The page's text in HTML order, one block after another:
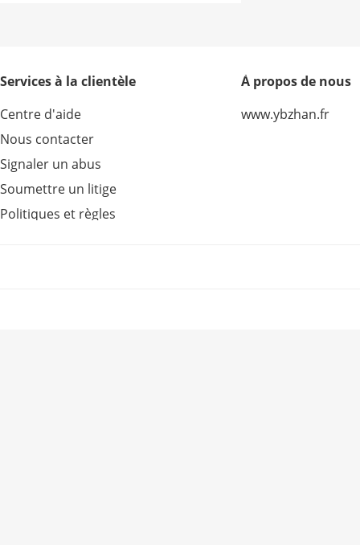
Services à la clientèle
Centre d'aide
Nous contacter
Signaler un abus
Soumettre un litige
Politiques et règles
À propos de nous
www.ybzhan.fr